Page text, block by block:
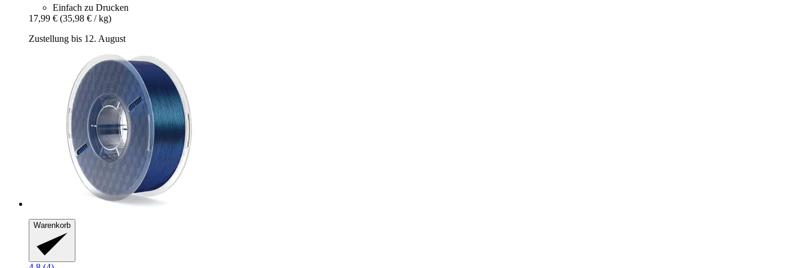
Einfach zu Drucken
17,99 € (35,98 € / kg)
Zustellung bis 12. August
Warenkorb